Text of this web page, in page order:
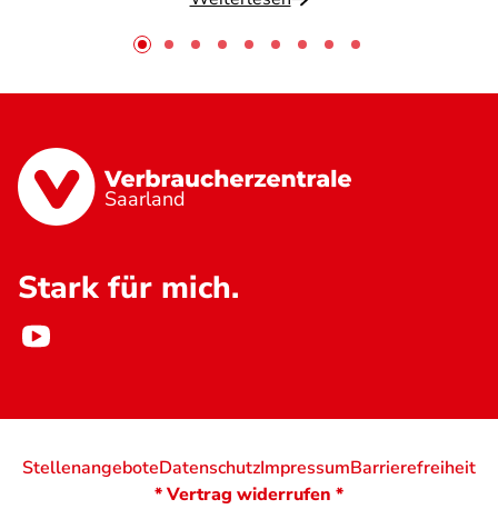
Saarland
Stark für mich.
StellenangeboteDatenschutzImpressumBarrierefreiheit
* Vertrag widerrufen *